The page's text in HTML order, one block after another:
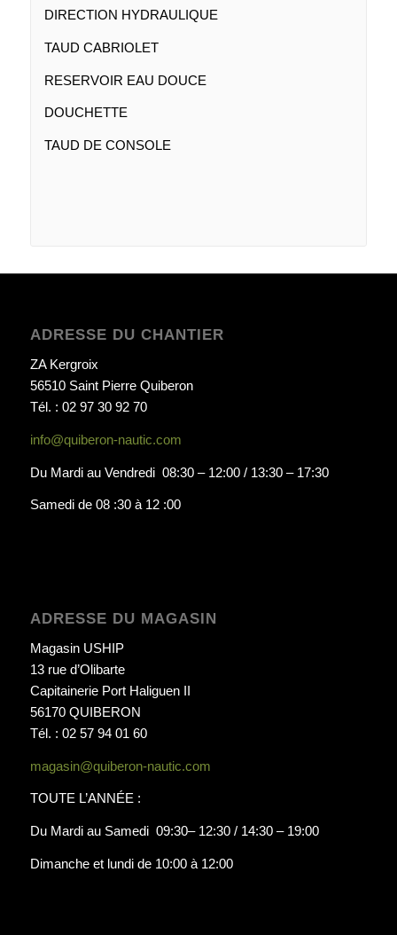
DIRECTION HYDRAULIQUE
TAUD CABRIOLET
RESERVOIR EAU DOUCE
DOUCHETTE
TAUD DE CONSOLE
ADRESSE DU CHANTIER
ZA Kergroix
56510 Saint Pierre Quiberon
Tél. : 02 97 30 92 70
info@quiberon-nautic.com
Du Mardi au Vendredi 08:30 – 12:00 / 13:30 – 17:30
Samedi de 08 :30 à 12 :00
ADRESSE DU MAGASIN
Magasin USHIP
13 rue d’Olibarte
Capitainerie Port Haliguen II
56170 QUIBERON
Tél. : 02 57 94 01 60
magasin@quiberon-nautic.com
TOUTE L’ANNÉE :
Du Mardi au Samedi 09:30– 12:30 / 14:30 – 19:00
Dimanche et lundi de 10:00 à 12:00